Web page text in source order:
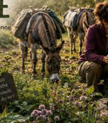
Location d'un âne pour un
L'âne est équipé d'un bât de
sur l'âne. Initiation aux
reprenant l'itinéraire. Mise à
mobile, d'une toilette sèche,
l'âne en sécurité pour votre
Il est interdit de ne pas
omvat niet :Les repas.
uitrusting :Tente, tapis